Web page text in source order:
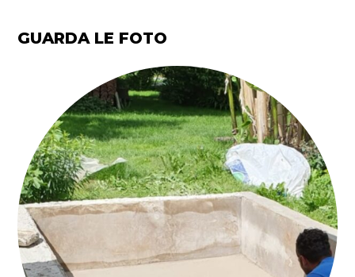
GUARDA LE FOTO